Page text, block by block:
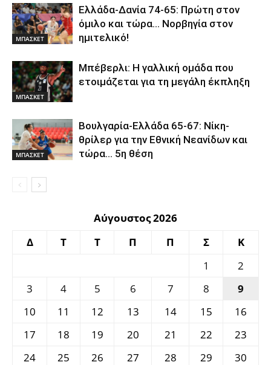
ΜΠΑΣΚΕΤ
Ελλάδα-Δανία 74-65: Πρώτη στον
όμιλο και τώρα… Νορβηγία στον
ημιτελικό!
ΜΠΑΣΚΕΤ
Μπέβερλι: Η γαλλική ομάδα που
ετοιμάζεται για τη μεγάλη έκπληξη
ΜΠΑΣΚΕΤ
Βουλγαρία-Ελλάδα 65-67: Νίκη-
θρίλερ για την Εθνική Νεανίδων και
τώρα… 5η θέση
Αύγουστος 2026
Δ
Τ Τ Π Π Σ
Κ
1
2
3
4 5 6 7 8
9
10
11 12 13 14 15
16
17
18 19 20 21 22
23
24
25 26 27 28 29
30